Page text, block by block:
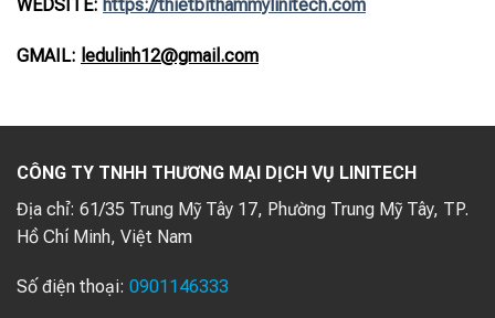
WEDSITE: https://thietbithammylinitech.com
GMAIL: ledulinh12@gmail.com
CÔNG TY TNHH THƯƠNG MẠI DỊCH VỤ LINITECH
Địa chỉ: 61/35 Trung Mỹ Tây 17, Phường Trung Mỹ Tây, TP.
Hồ Chí Minh, Việt Nam
Số điện thoại: 0901146333